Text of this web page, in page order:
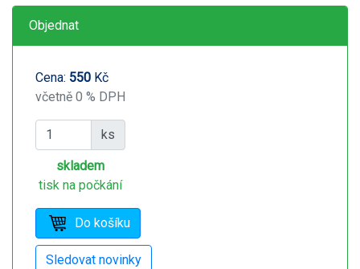
Objednat
Cena: 550 Kč
včetně 0 % DPH
ks
skladem
tisk na počkání